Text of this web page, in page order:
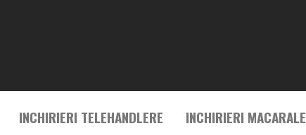
INCHIRIERI TELEHANDLERE INCHIRIERI MACARALE